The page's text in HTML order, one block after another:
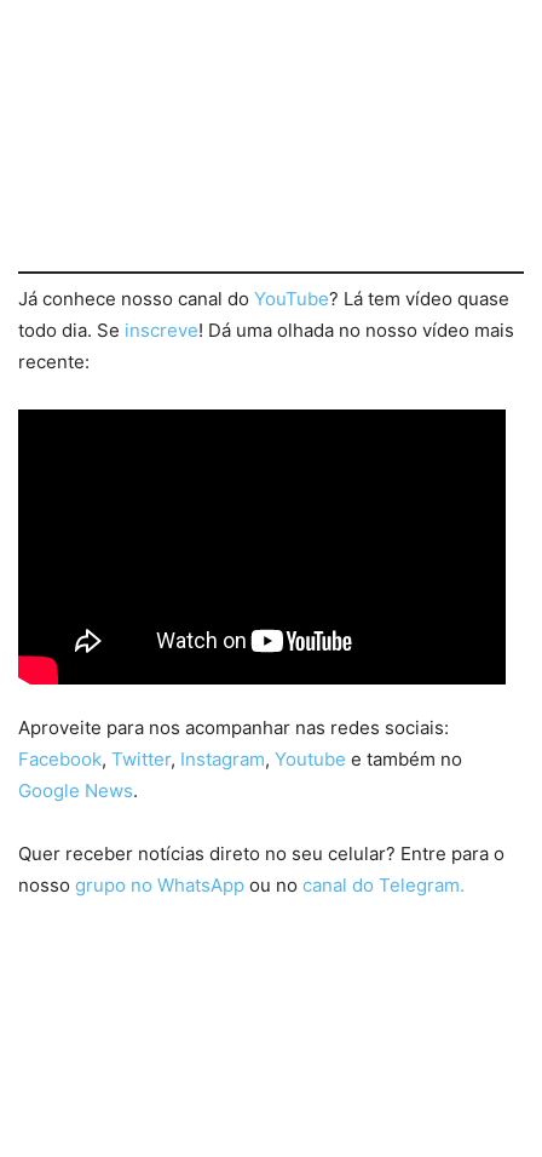
Já conhece nosso canal do YouTube? Lá tem vídeo quase
todo dia. Se inscreve! Dá uma olhada no nosso vídeo mais
recente:
Aproveite para nos acompanhar nas redes sociais:
Facebook, Twitter, Instagram, Youtube e também no
Google News.
Quer receber notícias direto no seu celular? Entre para o
nosso grupo no WhatsApp ou no canal do Telegram.